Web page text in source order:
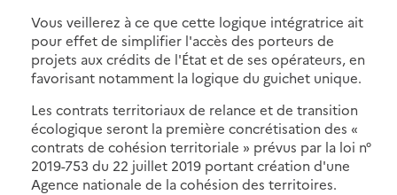
Vous veillerez à ce que cette logique intégratrice ait
pour effet de simplifier l'accès des porteurs de
projets aux crédits de l'État et de ses opérateurs, en
favorisant notamment la logique du guichet unique.
Les contrats territoriaux de relance et de transition
écologique seront la première concrétisation des «
contrats de cohésion territoriale » prévus par la loi n°
2019-753 du 22 juillet 2019 portant création d'une
Agence nationale de la cohésion des territoires.